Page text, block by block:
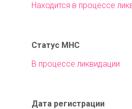
Находится в процессе
Статус МНС
В процессе ликвидации
Дата регистрации